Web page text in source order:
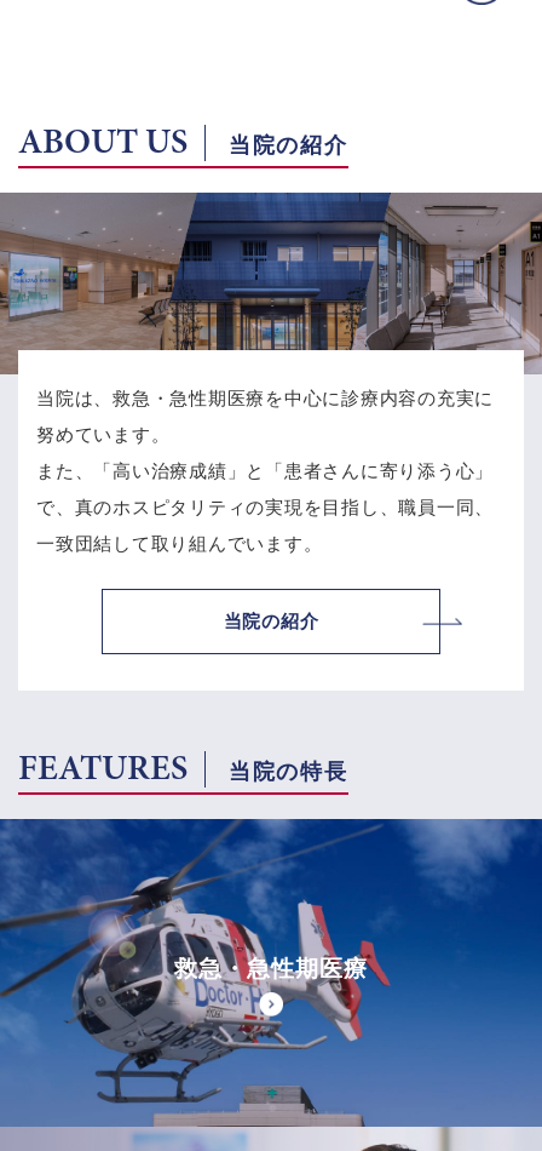
ABOUT US 当院の紹介
当院は、救急・急性期医療を中心に診療内容の充実に
努めています。
また、「高い治療成績」と「患者さんに寄り添う心」
で、 真のホスピタリティの実現を目指し、職員一同、
一致団結して取り組んでいます。
当院の紹介
FEATURES 当院の特長
救急・急性期医療